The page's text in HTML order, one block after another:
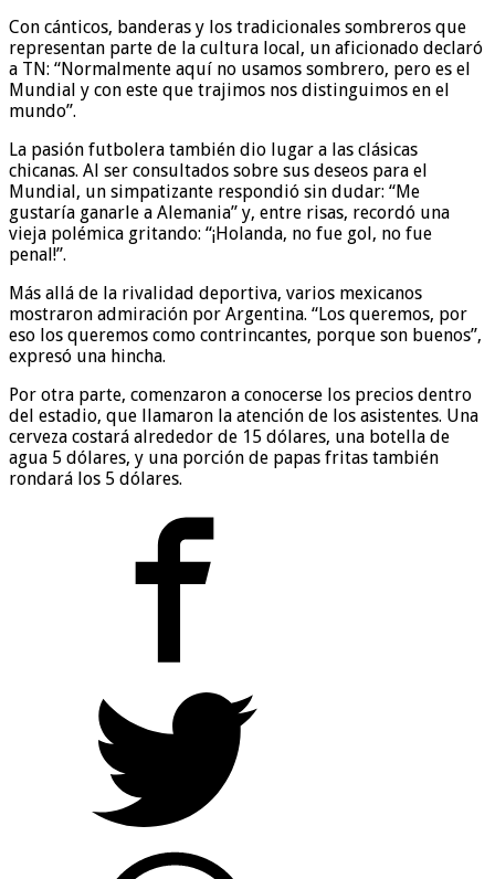
Con cánticos, banderas y los tradicionales sombreros que
representan parte de la cultura local, un aficionado declaró
a TN: “Normalmente aquí no usamos sombrero, pero es el
Mundial y con este que trajimos nos distinguimos en el
mundo”.
La pasión futbolera también dio lugar a las clásicas
chicanas. Al ser consultados sobre sus deseos para el
Mundial, un simpatizante respondió sin dudar: “Me
gustaría ganarle a Alemania” y, entre risas, recordó una
vieja polémica gritando: “¡Holanda, no fue gol, no fue
penal!”.
Más allá de la rivalidad deportiva, varios mexicanos
mostraron admiración por Argentina. “Los queremos, por
eso los queremos como contrincantes, porque son buenos”,
expresó una hincha.
Por otra parte, comenzaron a conocerse los precios dentro
del estadio, que llamaron la atención de los asistentes. Una
cerveza costará alrededor de 15 dólares, una botella de
agua 5 dólares, y una porción de papas fritas también
rondará los 5 dólares.